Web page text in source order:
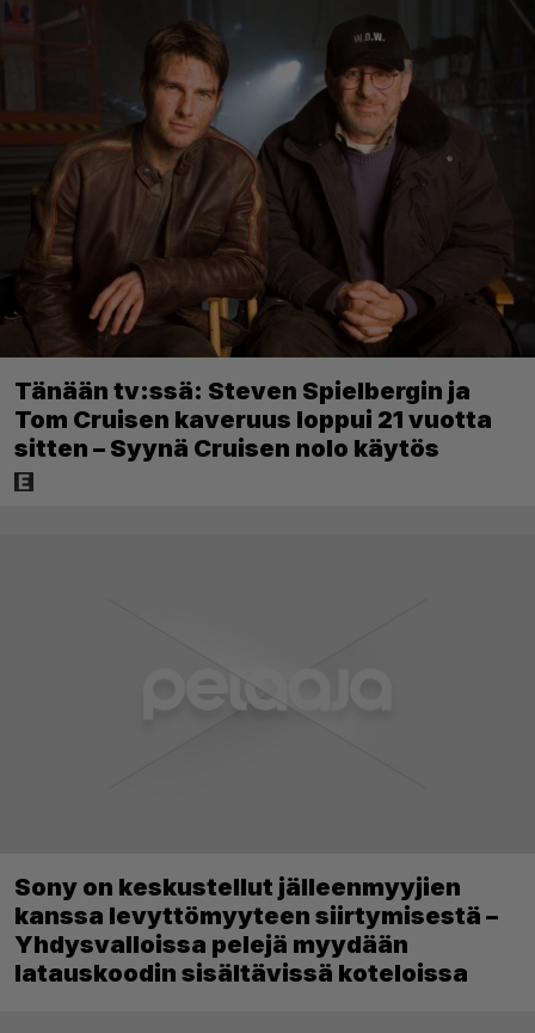
Tänään tv:ssä: Steven Spielbergin ja
Tom Cruisen kaveruus loppui 21 vuotta
sitten – Syynä Cruisen nolo käytös
Sony on keskustellut jälleenmyyjien
kanssa levyttömyyteen siirtymisestä –
Yhdysvalloissa pelejä myydään
latauskoodin sisältävissä koteloissa